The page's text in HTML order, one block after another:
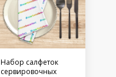
Набор салфеток
сервировочных